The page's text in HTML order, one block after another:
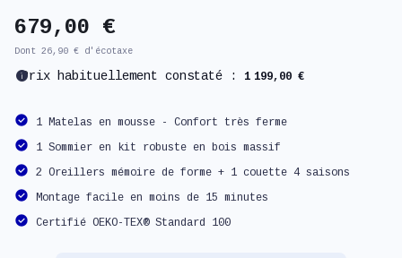
679,00 €
Dont 26,90 € d'écotaxe
infoPrix habituellement constaté : 1 199,00 €
1 Matelas en mousse - Confort très ferme
1 Sommier en kit robuste en bois massif
2 Oreillers mémoire de forme + 1 couette 4 saisons
Montage facile en moins de 15 minutes
Certifié OEKO-TEX® Standard 100